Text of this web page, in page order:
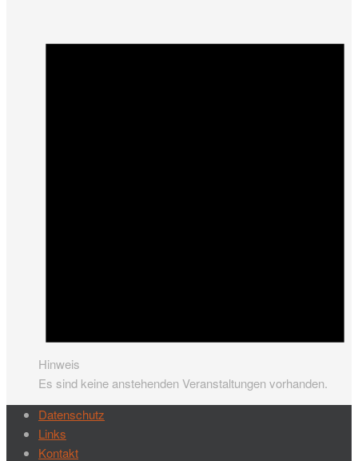
Hinweis
Es sind keine anstehenden Veranstaltungen vorhanden.
Datenschutz
Links
Kontakt